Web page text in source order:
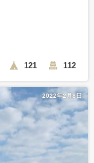
121 112
2022年2月8日